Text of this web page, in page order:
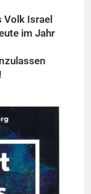
Volk Israel
im Jahr